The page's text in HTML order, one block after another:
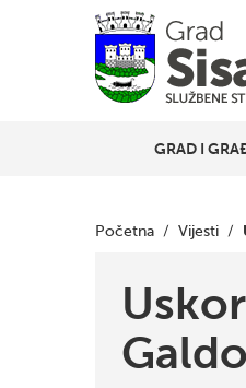
GRAD I
Početna / Vijesti /